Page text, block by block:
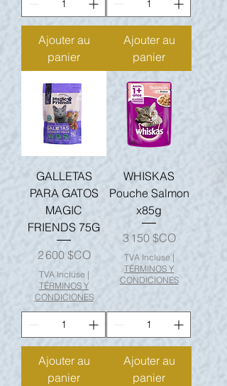
Ajouter au
panier
Ajouter au
panier
GALLETAS
PARA GATOS
MAGIC
FRIENDS 75G
Prix
2 600 $CO
TVA Incluse |
TÉRMINOS Y
CONDICIONES
Ajouter au
panier
WHISKAS
Pouche Salmon
x85g
Prix
3 150 $CO
TVA Incluse |
TÉRMINOS Y
CONDICIONES
Ajouter au
panier